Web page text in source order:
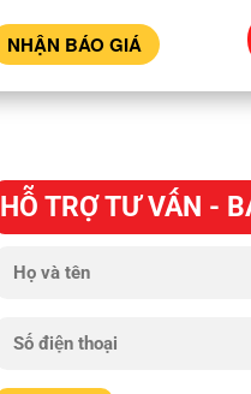
NHẬN BÁO GIÁ
HỖ TRỢ TƯ VẤN -